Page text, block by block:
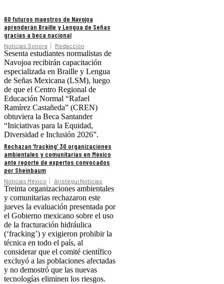
60 futuros maestros de Navojoa
aprenderán Braille y Lengua de Señas
gracias a beca nacional
Noticias Sonora Redacción
Sesenta estudiantes normalistas de
Navojoa recibirán capacitación
especializada en Braille y Lengua
de Señas Mexicana (LSM), luego
de que el Centro Regional de
Educación Normal “Rafael
Ramírez Castañeda” (CREN)
obtuviera la Beca Santander
“Iniciativas para la Equidad,
Diversidad e Inclusión 2026”.
Rechazan ‘fracking’ 30 organizaciones
ambientales y comunitarias en México
ante reporte de expertos convocados
por Sheinbaum
Noticias México Aristegui Noticias
Treinta organizaciones ambientales
y comunitarias rechazaron este
jueves la evaluación presentada por
el Gobierno mexicano sobre el uso
de la fracturación hidráulica
(‘fracking’) y exigieron prohibir la
técnica en todo el país, al
considerar que el comité científico
excluyó a las poblaciones afectadas
y no demostró que las nuevas
tecnologías eliminen los riesgos.